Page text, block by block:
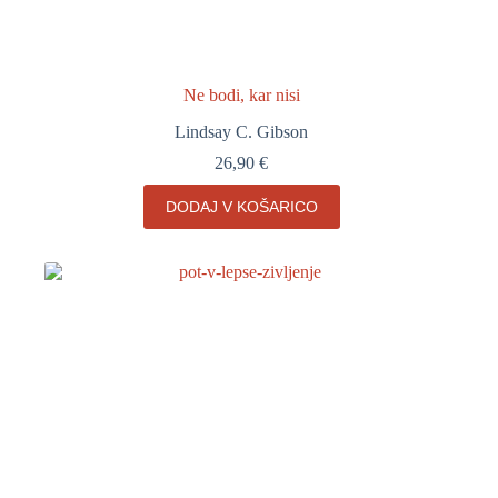
Ne bodi, kar nisi
Lindsay C. Gibson
26,90€
DODAJ V KOŠARICO